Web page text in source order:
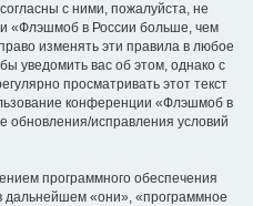
с ними, пожалуйста, не
«Флэшмоб в России больше, чем
изменять эти правила в любое
уведомить вас об этом, однако с
просматривать этот текст
конференции «Флэшмоб в
исправления условий
программного обеспечения
дальнейшем «они», «программное